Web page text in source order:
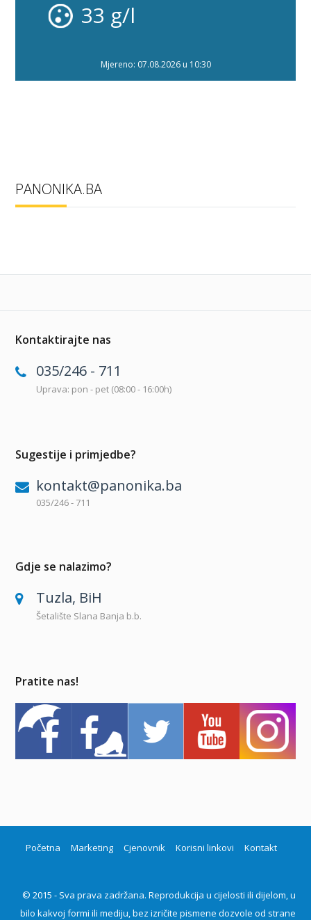
33 g/l
Mjereno: 07.08.2026 u 10:30
PANONIKA.BA
Kontaktirajte nas
035/246 - 711
Uprava: pon - pet (08:00 - 16:00h)
Sugestije i primjedbe?
kontakt@panonika.ba
035/246 - 711
Gdje se nalazimo?
Tuzla, BiH
Šetalište Slana Banja b.b.
Pratite nas!
Početna Marketing Cjenovnik Korisni linkovi Kontakt
© 2015 - Sva prava zadržana. Reprodukcija u cijelosti ili dijelom, u
bilo kakvoj formi ili mediju, bez izričite pismene dozvole od strane